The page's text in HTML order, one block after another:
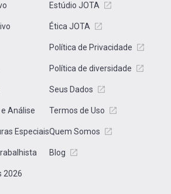
Análise
Especiais
2026
Estúdio JOTA
Ética JOTA
Política de Privacidade
Política de diversidade
Seus Dados
Termos de Uso
Quem Somos
Blog